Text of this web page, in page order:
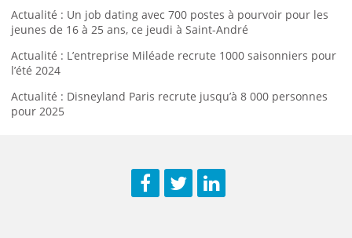
Actualité : Un job dating avec 700 postes à pourvoir pour les
jeunes de 16 à 25 ans, ce jeudi à Saint-André
Actualité : L’entreprise Miléade recrute 1000 saisonniers pour
l’été 2024
Actualité : Disneyland Paris recrute jusqu’à 8 000 personnes
pour 2025